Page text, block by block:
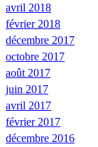
avril 2018
février 2018
décembre 2017
octobre 2017
août 2017
juin 2017
avril 2017
février 2017
décembre 2016